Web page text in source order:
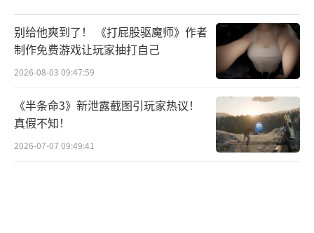
别给他爽到了！ 《打屁股驱魔师》作者
制作免费游戏让玩家抽打自己
2026-08-03 09:47:59
《半条命3》新泄露截图引玩家热议！
真假不知！
2026-07-07 09:49:41